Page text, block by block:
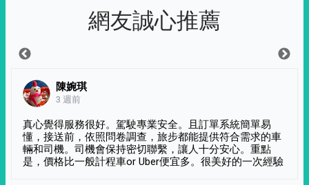
網友誠心推薦
陳婉琪
3 週前
真心覺得服務很好。駕駛專業安全。且訂單系統簡單易
懂，接送前，依照問卷調查，旅步都能提供符合需求的車
輛和司機。司機會保持密切聯繫，讓人十分安心。重點
是，價格比一般計程車or Uber便宜多。很美好的一次經驗